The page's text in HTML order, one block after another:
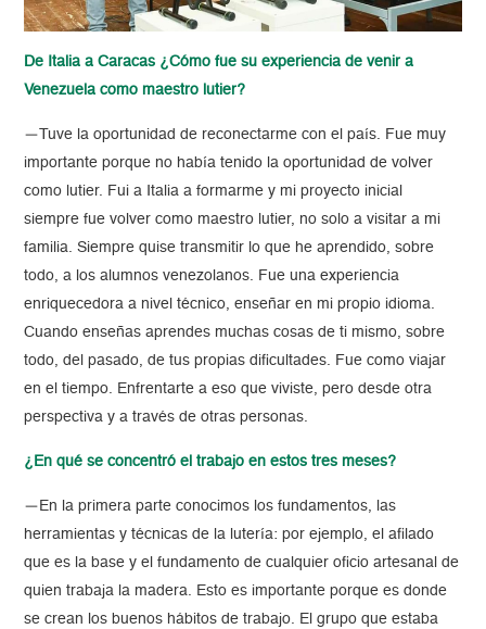
De Italia a Caracas ¿Cómo fue su experiencia de venir a
Venezuela como maestro lutier?
—Tuve la oportunidad de reconectarme con el país. Fue muy
importante porque no había tenido la oportunidad de volver
como lutier. Fui a Italia a formarme y mi proyecto inicial
siempre fue volver como maestro lutier, no solo a visitar a mi
familia. Siempre quise transmitir lo que he aprendido, sobre
todo, a los alumnos venezolanos. Fue una experiencia
enriquecedora a nivel técnico, enseñar en mi propio idioma.
Cuando enseñas aprendes muchas cosas de ti mismo, sobre
todo, del pasado, de tus propias dificultades. Fue como viajar
en el tiempo. Enfrentarte a eso que viviste, pero desde otra
perspectiva y a través de otras personas.
¿En qué se concentró el trabajo en estos tres meses?
—En la primera parte conocimos los fundamentos, las
herramientas y técnicas de la lutería: por ejemplo, el afilado
que es la base y el fundamento de cualquier oficio artesanal de
quien trabaja la madera. Esto es importante porque es donde
se crean los buenos hábitos de trabajo. El grupo que estaba